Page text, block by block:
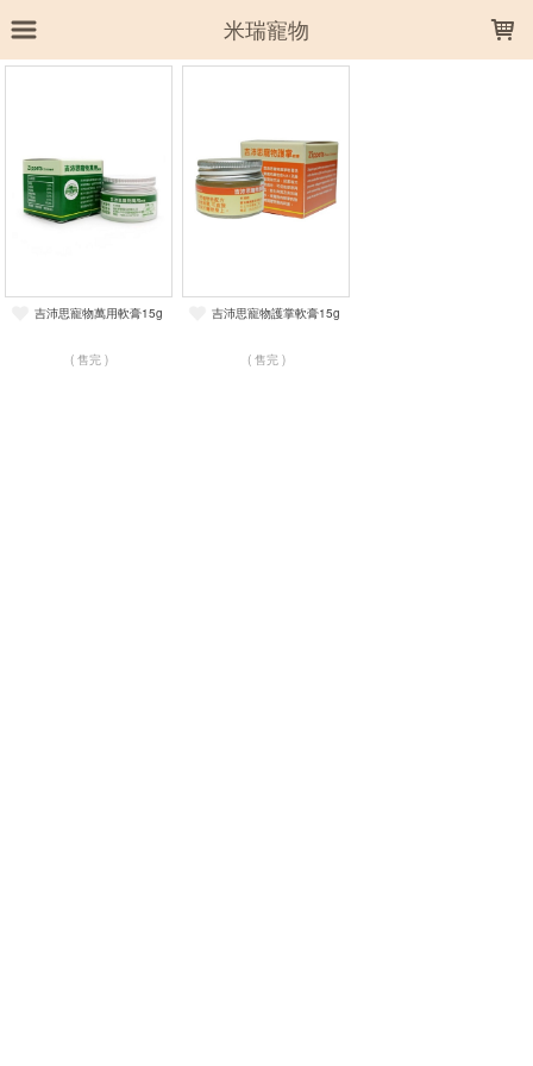
米瑞寵物
上架時間 銷售件數 銷售價格
樣式尺寸篩選
全部尺寸
吉沛思寵物萬用軟膏15g
( 售完 )
吉沛思寵物護掌軟膏15g
( 售完 )